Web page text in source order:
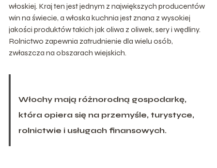
włoskiej. Kraj ten jest jednym z największych producentów
win na świecie, a włoska kuchnia jest znana z wysokiej
jakości produktów takich jak oliwa z oliwek, sery i wędliny.
Rolnictwo zapewnia zatrudnienie dla wielu osób,
zwłaszcza na obszarach wiejskich.
Włochy mają różnorodną gospodarkę,
która opiera się na przemyśle, turystyce,
rolnictwie i usługach finansowych.